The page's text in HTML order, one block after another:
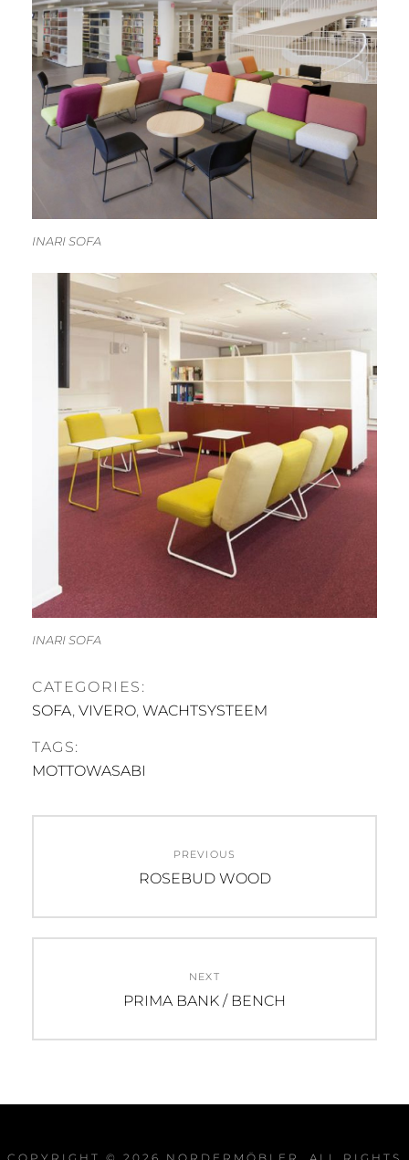
INARI SOFA
INARI SOFA
CATEGORIES:
SOFA, VIVERO, WACHTSYSTEEM
TAGS:
MOTTOWASABI
navigation
PREVIOUS
Previous
ROSEBUD WOOD
NEXT
Next
PRIMA BANK / BENCH